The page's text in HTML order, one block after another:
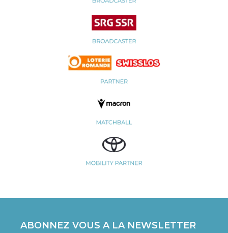
ABONNEZ VOUS A LA NEWSLETTER